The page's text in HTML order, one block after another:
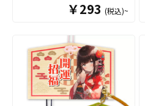
でオリジナル商品として販
売していただくことができ
メ、エンタメ、スポーツ、
官公庁、またコミケなどの
同人グッズ販売など様々な
業界に人気です。 国内生産
で短納期、小ロットからの
客様のオリジナルデザイン
ーのオリジナル ゆらゆらア
クリルスタンドは、半円形
の台座を取り付けること
で、まるで「ゆりかご」の
ようにゆらゆらと揺れるギ
ミックを搭載した、新感覚
￥293 (税込)~